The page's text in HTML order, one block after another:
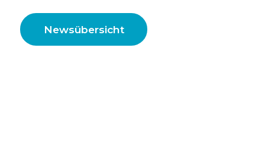
Newsübersicht